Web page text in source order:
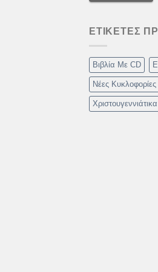
ΕΤΙΚΈΤΕΣ
Βιβλία Με CD
Νέες Κυκλοφορίες
Χριστουγεννιάτικα